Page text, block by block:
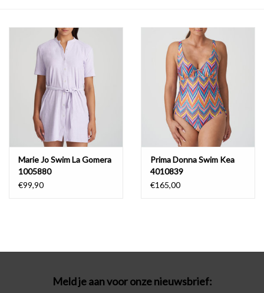
Badmode
Lingerie-accessoires
Cadeaubonnen
Marie Jo Swim La Gomera
1005880
€99,90
Prima Donna Swim Kea
4010839
€165,00
Meld je aan voor onze nieuwsbrief: